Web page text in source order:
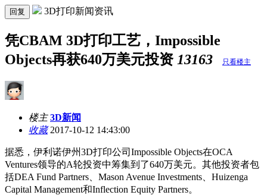
回复 3D打印新闻资讯
凭CBAM 3D打印工艺，Impossible
Objects再获640万美元投资 13163 只看楼主
楼主 3D新闻
收藏2017-10-12 14:43:00
据悉，伊利诺伊州3D打印公司Impossible Objects在OCA
Ventures领导的A轮投资中筹集到了640万美元。其他投资者包
括DEA Fund Partners、Mason Avenue Investments、Huizenga
Capital Management和Inflection Equity Partners。